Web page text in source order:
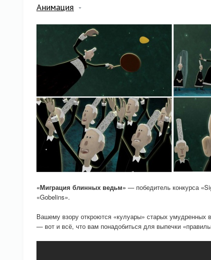
Анимация
«Миграция блинных ведьм» — победитель конкурса
«Gobelins».
Вашему взору откроются «кулуары» старых умудренных
— вот и всё, что вам понадобиться для выпечки